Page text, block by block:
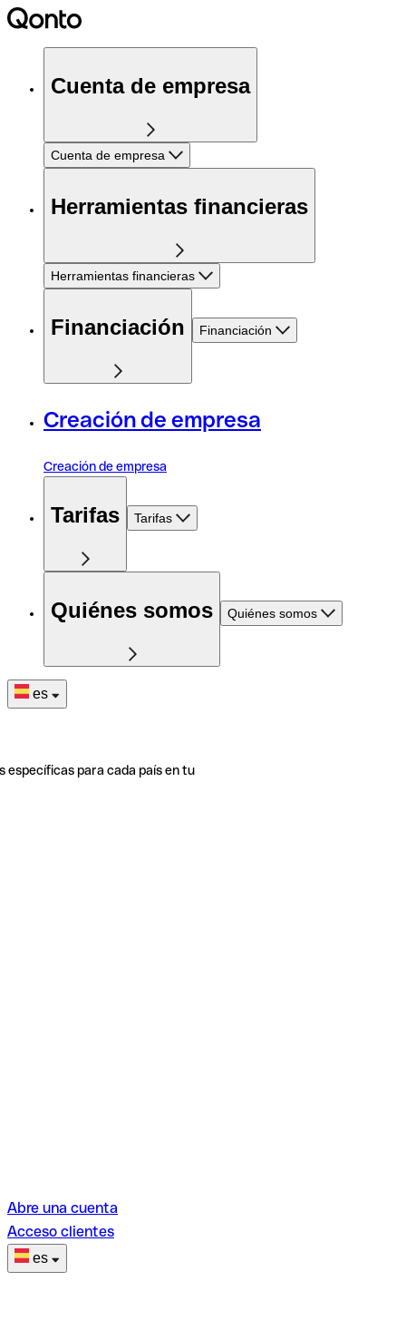
Cuenta de empresa
Cuenta de empresa
Herramientas financieras
Herramientas financieras
Financiación Financiación
Creación de empresa
Creación de empresa
Tarifas Tarifas
Quiénes somos Quiénes somos
es
específicas para cada país en tu
Abre una cuenta
Acceso clientes
es